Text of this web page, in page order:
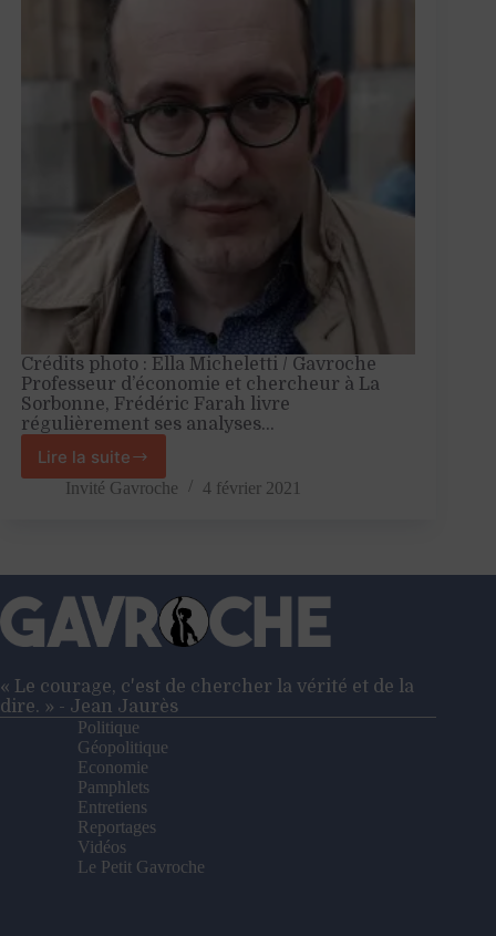
Crédits photo : Ella Micheletti / Gavroche
Professeur d’économie et chercheur à La
Sorbonne, Frédéric Farah livre
régulièrement ses analyses…
Lire la suite
«
Vingt-
n’en
font
pas
une
Entretien
avec
Frédéric
Farah
Invité Gavroche 4 février 2021
« Le courage, c'est de chercher la vérité et de la
dire. » - Jean Jaurès
Politique
Géopolitique
Economie
Pamphlets
Entretiens
Reportages
Vidéos
Le Petit Gavroche